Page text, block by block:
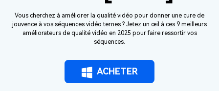
Vous cherchez à améliorer la qualité vidéo pour donner une cure de
jouvence à vos séquences vidéo ternes ? Jetez un œil à ces 9 meilleurs
améliorateurs de qualité vidéo en 2025 pour faire ressortir vos
séquences.
ACHETER